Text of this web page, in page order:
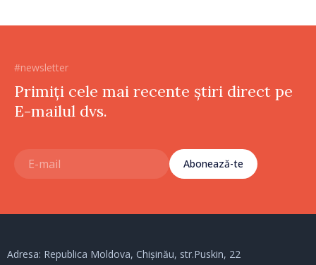
#newsletter
Primiți cele mai recente știri direct pe
E-mailul dvs.
Abonează-te
Adresa: Republica Moldova, Chișinău, str.Puskin, 22